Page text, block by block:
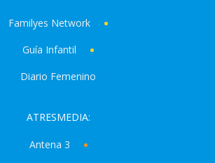
Familyes Network
Guía Infantil
Diario Femenino
ATRESMEDIA:
Antena 3